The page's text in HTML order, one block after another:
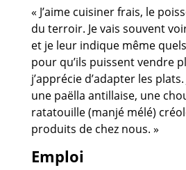
« J’aime cuisiner frais, le
du terroir. Je vais souvent
et je leur indique même
pour qu’ils puissent vendre
j’apprécie d’adapter les
une paëlla antillaise, une
ratatouille (manjé mélé)
produits de chez nous. »
Emploi